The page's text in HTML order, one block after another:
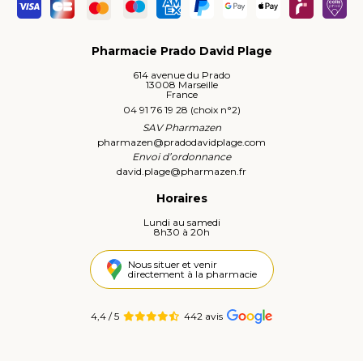
Pharmacie Prado David Plage
614 avenue du Prado
13008 Marseille
France
04 91 76 19 28 (choix n°2)
SAV Pharmazen
pharmazen@pradodavidplage.com
Envoi d’ordonnance
david.plage@pharmazen.fr
Horaires
Lundi au samedi
8h30 à 20h
Nous situer et venir
directement à la pharmacie
4,4 / 5 442 avis